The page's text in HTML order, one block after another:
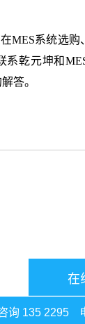
MES系统选购
系乾元坤和
答。
在
询 135 2295